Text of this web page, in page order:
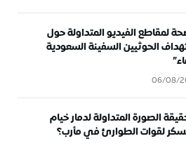
لمقاطع الفيديو المتداولة حول
الحوثيين السفينة السعودية
06/08/
الصورة المتداولة لدمار خيام
لقوات الطوارئ في مأرب؟